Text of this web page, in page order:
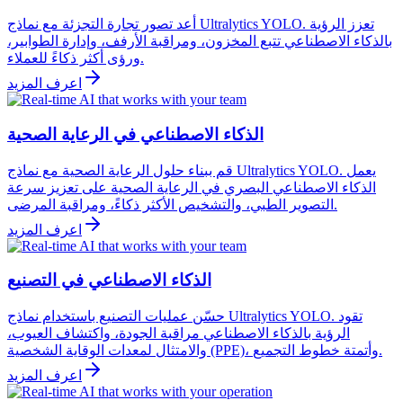
أعد تصور تجارة التجزئة مع نماذج Ultralytics YOLO. تعزز الرؤية
بالذكاء الاصطناعي تتبع المخزون، ومراقبة الأرفف، وإدارة الطوابير،
ورؤى أكثر ذكاءً للعملاء.
اعرف المزيد
الذكاء الاصطناعي في الرعاية الصحية
قم ببناء حلول الرعاية الصحية مع نماذج Ultralytics YOLO. يعمل
الذكاء الاصطناعي البصري في الرعاية الصحية على تعزيز سرعة
التصوير الطبي، والتشخيص الأكثر ذكاءً، ومراقبة المرضى.
اعرف المزيد
الذكاء الاصطناعي في التصنيع
حسّن عمليات التصنيع باستخدام نماذج Ultralytics YOLO. تقود
الرؤية بالذكاء الاصطناعي مراقبة الجودة، واكتشاف العيوب،
والامتثال لمعدات الوقاية الشخصية (PPE)، وأتمتة خطوط التجميع.
اعرف المزيد